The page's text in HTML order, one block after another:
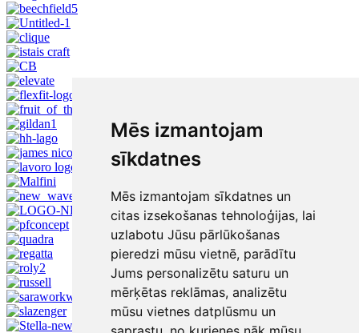
Mēs izmantojam
sīkdatnes
Mēs izmantojam sīkdatnes un
citas izsekošanas tehnoloģijas, lai
uzlabotu Jūsu pārlūkošanas
pieredzi mūsu vietnē, parādītu
Jums personalizētu saturu un
mērķētas reklāmas, analizētu
mūsu vietnes datplūsmu un